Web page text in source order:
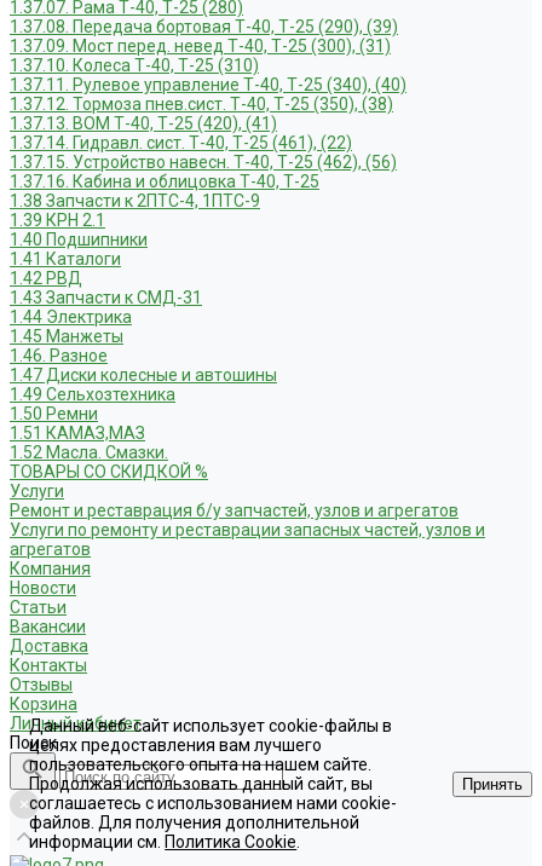
1.37.07. Рама Т-40, Т-25 (280)
1.37.08. Передача бортовая Т-40, Т-25 (290), (39)
1.37.09. Мост перед. невед Т-40, Т-25 (300), (31)
1.37.10. Колеса Т-40, Т-25 (310)
1.37.11. Рулевое управление Т-40, Т-25 (340), (40)
1.37.12. Тормоза пнев.сист. Т-40, Т-25 (350), (38)
1.37.13. ВОМ Т-40, Т-25 (420), (41)
1.37.14. Гидравл. сист. Т-40, Т-25 (461), (22)
1.37.15. Устройство навесн. Т-40, Т-25 (462), (56)
1.37.16. Кабина и облицовка Т-40, Т-25
1.38 Запчасти к 2ПТС-4, 1ПТС-9
1.39 КРН 2.1
1.40 Подшипники
1.41 Каталоги
1.42 РВД
1.43 Запчасти к СМД-31
1.44 Электрика
1.45 Манжеты
1.46. Разное
1.47 Диски колесные и автошины
1.49 Сельхозтехника
1.50 Ремни
1.51 КАМАЗ,МАЗ
1.52 Масла. Смазки.
ТОВАРЫ СО СКИДКОЙ %
Услуги
Ремонт и реставрация б/у запчастей, узлов и агрегатов
Услуги по ремонту и реставрации запасных частей, узлов и
агрегатов
Компания
Новости
Статьи
Вакансии
Доставка
Контакты
Отзывы
Корзина
Личный кабинет
Поиск
Данный веб-сайт использует cookie-файлы в
целях предоставления вам лучшего
пользовательского опыта на нашем сайте.
Продолжая использовать данный сайт, вы
соглашаетесь с использованием нами cookie-
файлов. Для получения дополнительной
информации см. Политика Cookie
Принять